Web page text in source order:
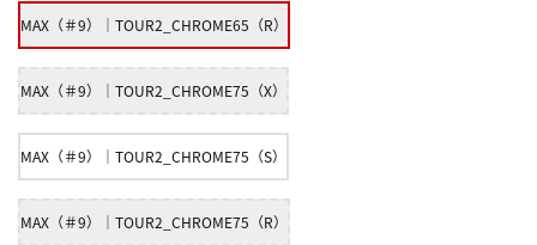
MAX（＃9）｜TOUR2_CHROME65（R）
MAX（＃9）｜TOUR2_CHROME75（X）
MAX（＃9）｜TOUR2_CHROME75（S）
MAX（＃9）｜TOUR2_CHROME75（R）